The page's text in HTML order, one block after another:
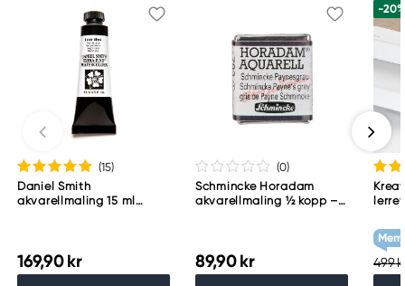
(15)
Daniel Smith
akvarellmaling 15 ml
169,90 kr
(0)
Schmincke Horadam
akvarellmaling ½ kopp –
89,90 kr
-
499